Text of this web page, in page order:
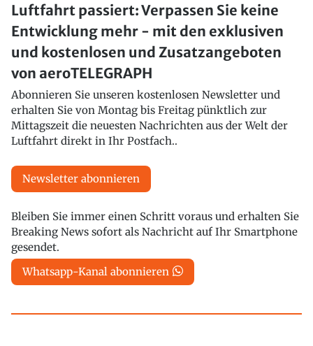
Luftfahrt passiert: Verpassen Sie keine
Entwicklung mehr - mit den exklusiven
und kostenlosen und Zusatzangeboten
von aeroTELEGRAPH
Abonnieren Sie unseren kostenlosen Newsletter und
erhalten Sie von Montag bis Freitag pünktlich zur
Mittagszeit die neuesten Nachrichten aus der Welt der
Luftfahrt direkt in Ihr Postfach..
Newsletter abonnieren
Bleiben Sie immer einen Schritt voraus und erhalten Sie
Breaking News sofort als Nachricht auf Ihr Smartphone
gesendet.
Whatsapp-Kanal abonnieren